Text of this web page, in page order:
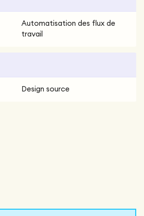
Automatisation des flux de
travail
Design source